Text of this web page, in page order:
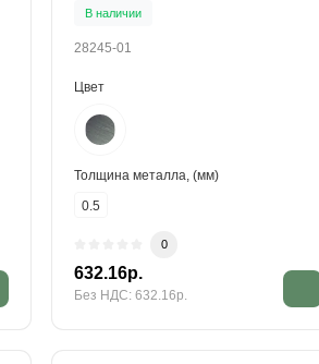
В наличии
28245-01
Цвет
Толщина металла, (мм)
0.5
0
632.16р.
Без НДС: 632.16р.